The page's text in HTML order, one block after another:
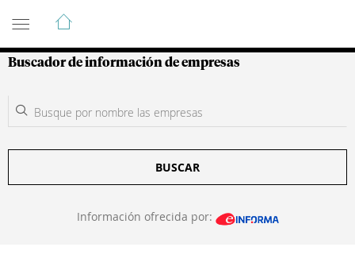
Guía de Empresas Colombianas
Buscador de información de empresas
BUSCAR
Información ofrecida por: